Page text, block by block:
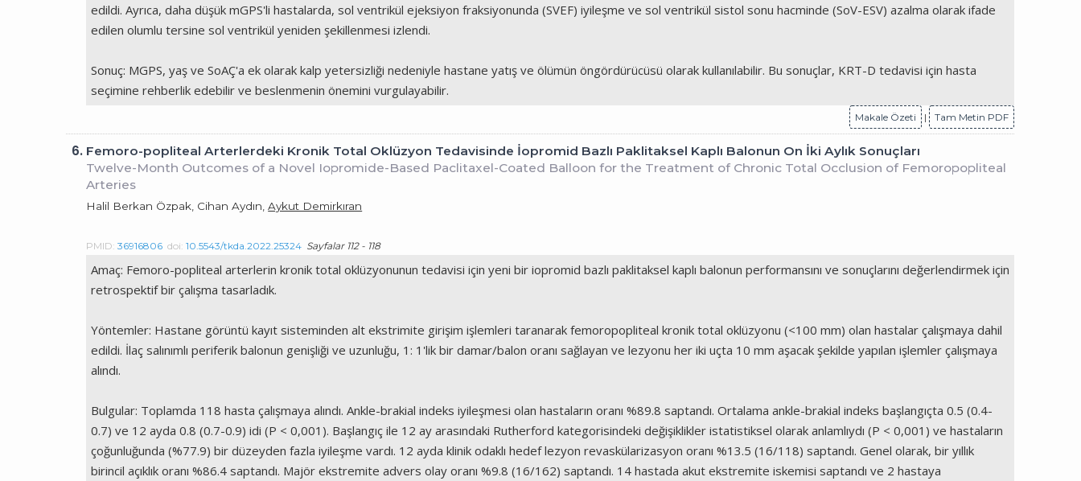
edildi. Ayrıca, daha düşük mGPS'li hastalarda, sol ventrikül ejeksiyon fraksiyonunda (SVEF) iyileşme ve sol ventrikül sistol sonu hacminde (SoV-ESV) azalma olarak ifade
edilen olumlu tersine sol ventrikül yeniden şekillenmesi izlendi.
Sonuç: MGPS, yaş ve SoAÇ'a ek olarak kalp yetersizliği nedeniyle hastane yatış ve ölümün öngördürücüsü olarak kullanılabilir. Bu sonuçlar, KRT-D tedavisi için hasta
seçimine rehberlik edebilir ve beslenmenin önemini vurgulayabilir.
Makale Özeti | Tam Metin PDF
6. Femoro-popliteal Arterlerdeki Kronik Total Oklüzyon Tedavisinde İopromid Bazlı Paklitaksel Kaplı Balonun On İki Aylık Sonuçları
Twelve-Month Outcomes of a Novel Iopromide-Based Paclitaxel-Coated Balloon for the Treatment of Chronic Total Occlusion of Femoropopliteal
Arteries
Halil Berkan Özpak, Cihan Aydın,Aykut Demirkıran
PMID:36916806 doi:10.5543/tkda.2022.25324 Sayfalar 112 - 118
Amaç: Femoro-popliteal arterlerin kronik total oklüzyonunun tedavisi için yeni bir iopromid bazlı paklitaksel kaplı balonun performansını ve sonuçlarını değerlendirmek için
retrospektif bir çalışma tasarladık.
Yöntemler: Hastane görüntü kayıt sisteminden alt ekstrimite girişim işlemleri taranarak femoropopliteal kronik total oklüzyonu (<100 mm) olan hastalar çalışmaya dahil
edildi. İlaç salınımlı periferik balonun genişliği ve uzunluğu, 1: 1'lik bir damar/balon oranı sağlayan ve lezyonu her iki uçta 10 mm aşacak şekilde yapılan işlemler çalışmaya
alındı.
Bulgular: Toplamda 118 hasta çalışmaya alındı. Ankle-brakial indeks iyileşmesi olan hastaların oranı %89.8 saptandı. Ortalama ankle-brakial indeks başlangıçta 0.5 (0.4-
0.7) ve 12 ayda 0.8 (0.7-0.9) idi (P < 0,001). Başlangıç ile 12 ay arasındaki Rutherford kategorisindeki değişiklikler istatistiksel olarak anlamlıydı (P < 0,001) ve hastaların
çoğunluğunda (%77.9) bir düzeyden fazla iyileşme vardı. 12 ayda klinik odaklı hedef lezyon revaskülarizasyon oranı %13.5 (16/118) saptandı. Genel olarak, bir yıllık
birincil açıklık oranı %86.4 saptandı. Majör ekstremite advers olay oranı %9.8 (16/162) saptandı. 14 hastada akut ekstremite iskemisi saptandı ve 2 hastaya